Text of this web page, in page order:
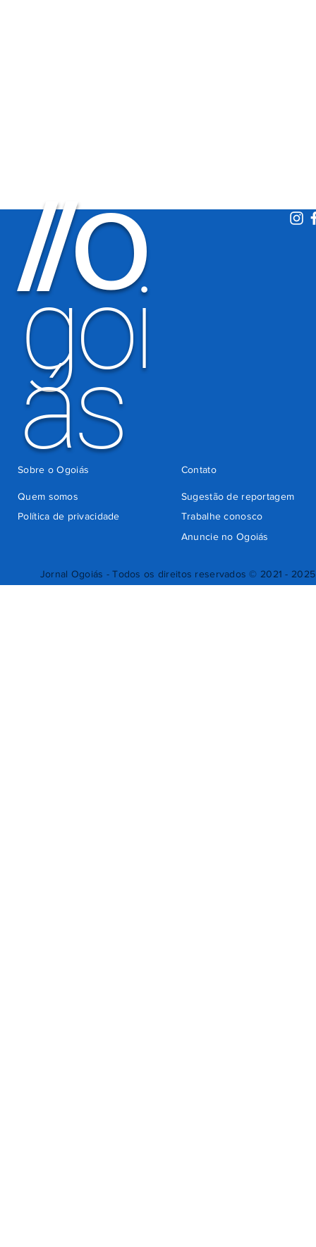
Jornal Ogoiás - Todos os direitos reservados © 2021 - 2025
//O
goi
ás
Quem somos
Sugestão de reportagem
Trabalhe conosco
Política de privacidade
Anuncie no Ogoiás
Contato
Sobre o Ogoiás